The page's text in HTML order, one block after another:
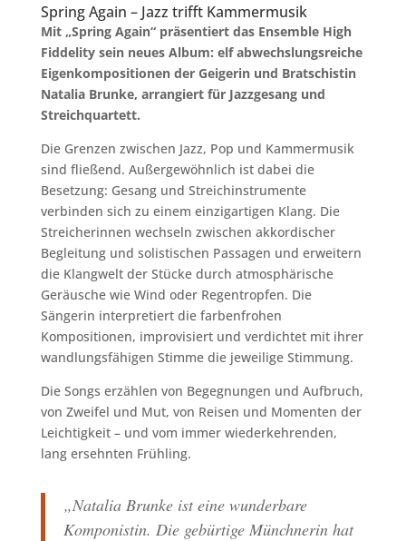
Spring Again – Jazz trifft Kammermusik
Mit „Spring Again“ präsentiert das Ensemble High
Fiddelity sein neues Album: elf abwechslungsreiche
Eigenkompositionen der Geigerin und Bratschistin
Natalia Brunke, arrangiert für Jazzgesang und
Streichquartett.
Die Grenzen zwischen Jazz, Pop und Kammermusik
sind fließend. Außergewöhnlich ist dabei die
Besetzung: Gesang und Streichinstrumente
verbinden sich zu einem einzigartigen Klang. Die
Streicherinnen wechseln zwischen akkordischer
Begleitung und solistischen Passagen und erweitern
die Klangwelt der Stücke durch atmosphärische
Geräusche wie Wind oder Regentropfen. Die
Sängerin interpretiert die farbenfrohen
Kompositionen, improvisiert und verdichtet mit ihrer
wandlungsfähigen Stimme die jeweilige Stimmung.
Die Songs erzählen von Begegnungen und Aufbruch,
von Zweifel und Mut, von Reisen und Momenten der
Leichtigkeit – und vom immer wiederkehrenden,
lang ersehnten Frühling.
„Natalia Brunke ist eine wunderbare
Komponistin. Die gebürtige Münchnerin hat